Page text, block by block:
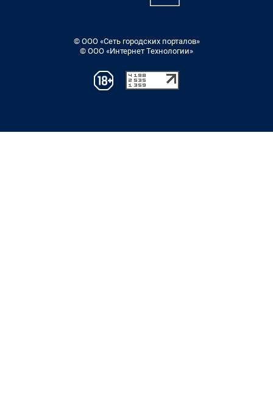
© ООО «Сеть городских порталов»
© ООО «Интернет Технологии»